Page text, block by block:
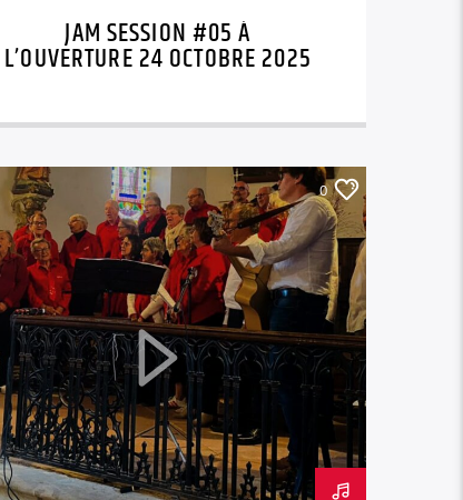
JAM SESSION #05 À
L’OUVERTURE 24 OCTOBRE 2025
0